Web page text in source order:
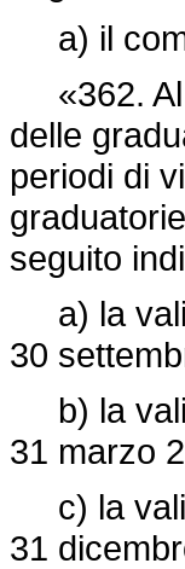
a) il
«362. Al
delle
periodi di
seguito
a) la
30
b) la
31 marzo
c) la
31